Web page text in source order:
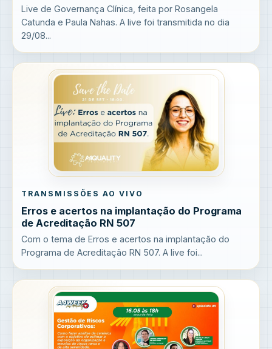
Live de Governança Clínica, feita por Rosangela
Catunda e Paula Nahas. A live foi transmitida no dia
29/08...
TRANSMISSÕES AO VIVO
Erros e acertos na implantação do Programa
de Acreditação RN 507
Com o tema de Erros e acertos na implantação do
Programa de Acreditação RN 507. A live foi...